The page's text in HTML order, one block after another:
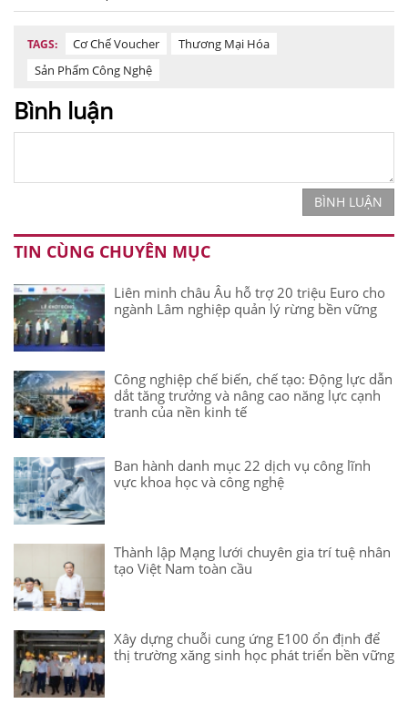
TAGS: Cơ Chế Voucher
Thương Mại Hóa
Sản Phẩm Công Nghệ
Bình luận
BÌNH LUẬN
TIN CÙNG CHUYÊN MỤC
Liên minh châu Âu hỗ trợ 20 triệu Euro cho
ngành Lâm nghiệp quản lý rừng bền vững
Công nghiệp chế biến, chế tạo: Động lực dẫn
dắt tăng trưởng và nâng cao năng lực cạnh
tranh của nền kinh tế
Ban hành danh mục 22 dịch vụ công lĩnh
vực khoa học và công nghệ
Thành lập Mạng lưới chuyên gia trí tuệ nhân
tạo Việt Nam toàn cầu
Xây dựng chuỗi cung ứng E100 ổn định để
thị trường xăng sinh học phát triển bền vững